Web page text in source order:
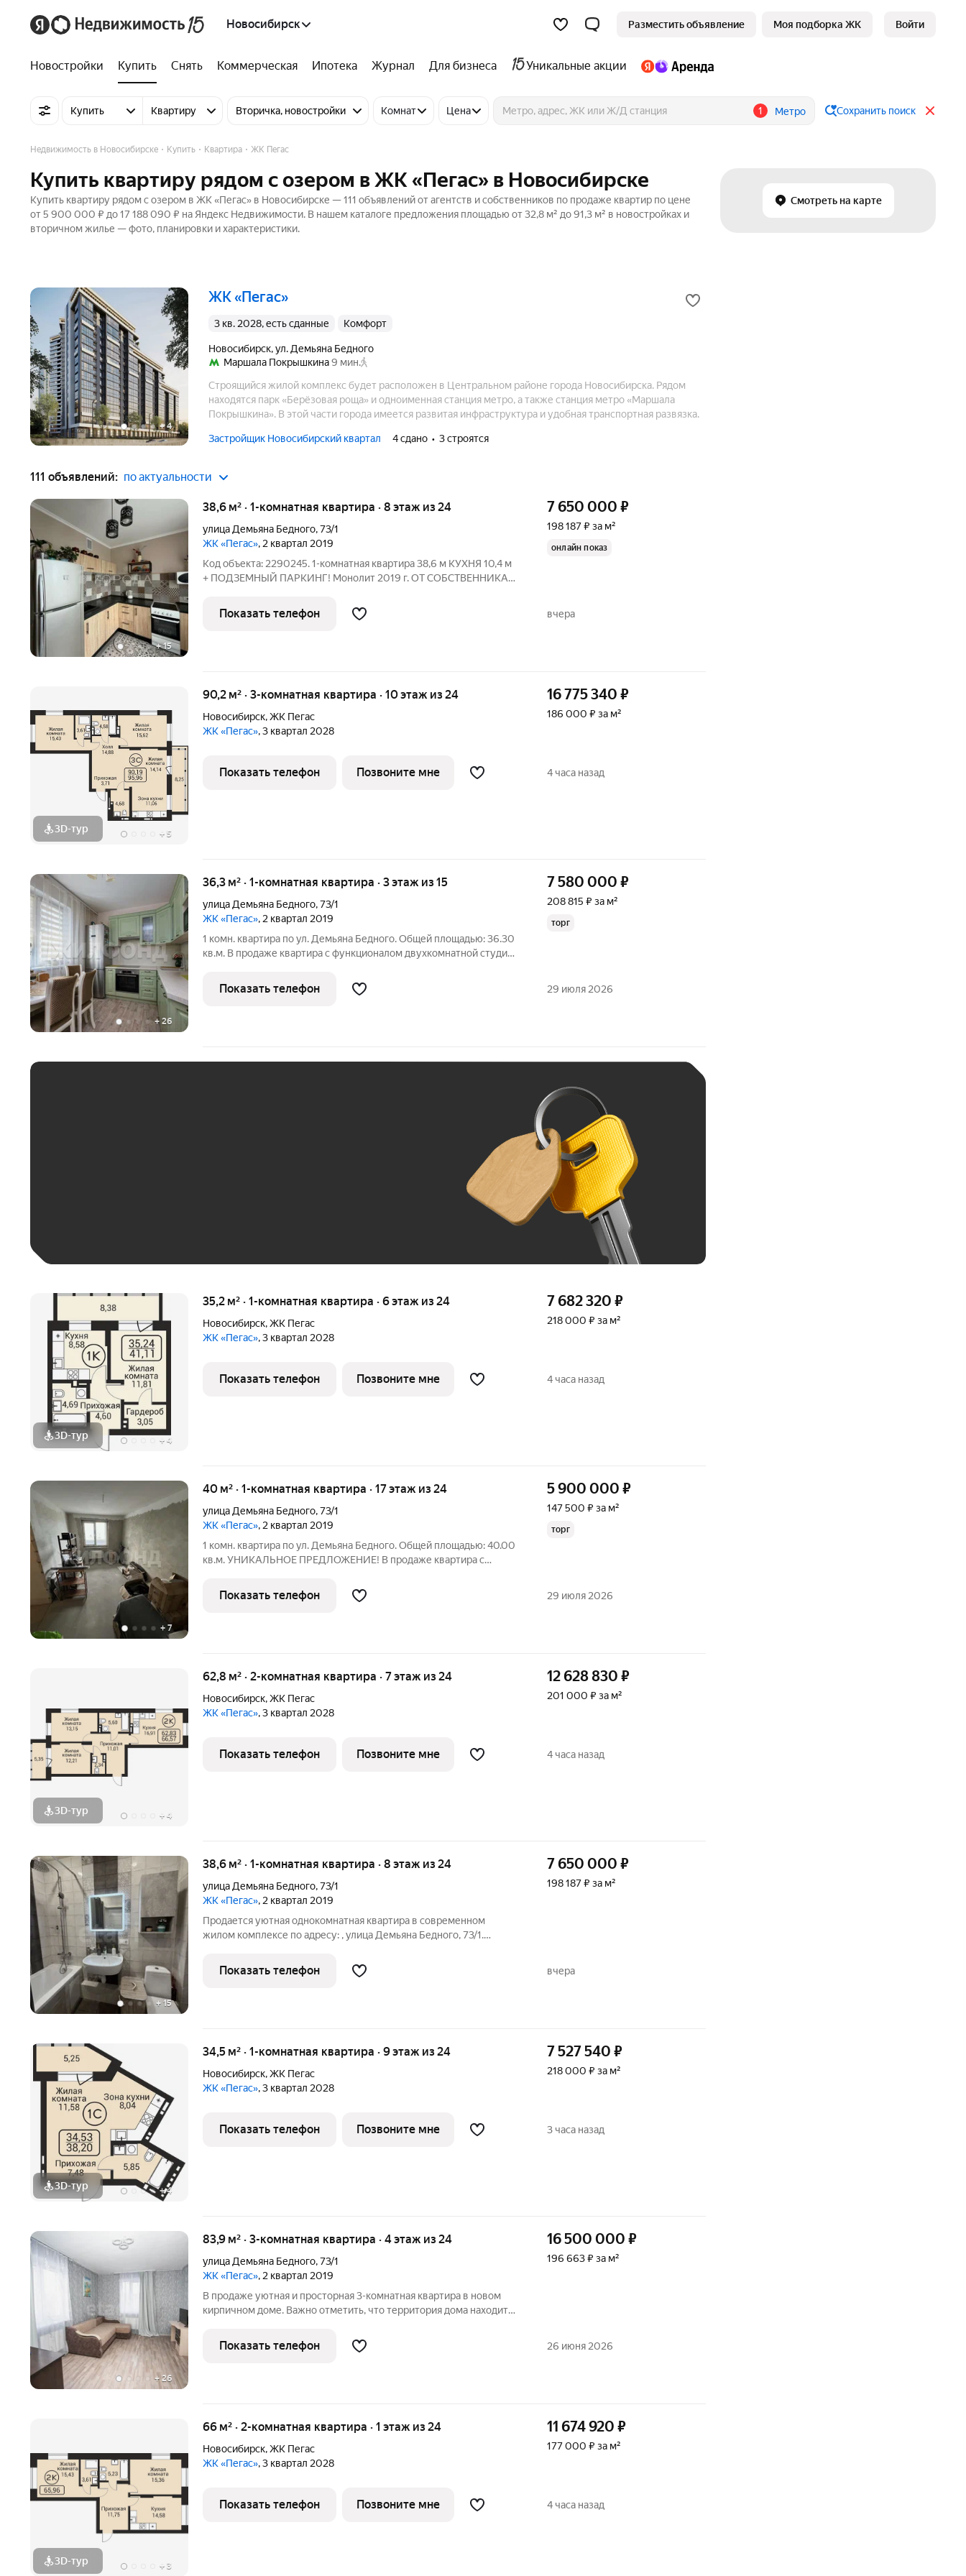
Новосибирск Разместить объявление Моя подборка ЖК Войти
Новостройки Купить Снять Коммерческая Ипотека Журнал Для бизнеса Уникальные акции
Купить Квартиру Вторичка, новостройки Комнат Цена 1 Метро Сохранить поиск
Смотреть на карте
Недвижимость в Новосибирске Купить Квартира ЖК Пегас
Купить квартиру рядом с озером в ЖК «Пегас» в Новосибирске
Купить квартиру рядом с озером в ЖК «Пегас» в Новосибирске — 111 объявлений от агентств и собственников по продаже квартир по цене
от 5 900 000 ₽ до 17 188 090 ₽ на Яндекс Недвижимости. В нашем каталоге предложения площадью от 32,8 м² до 91,3 м² в новостройках и
вторичном жилье — фото, планировки и характеристики.
ЖК «Пегас»
3 кв. 2028, есть сданные комфорт
Маршала Покрышкина9 мин.
Новосибирск,ул. Демьяна Бедного
Строящийся жилой комплекс будет расположен в Центральном районе города Новосибирска. Рядом
находятся парк «Берёзовая роща» и одноименная станция метро, а также станция метро «Маршала
Покрышкина». В этой части города имеется развитая инфраструктура и удобная транспортная развязка.
Застройщик Новосибирский квартал 4 сдано 3 строятся
+4
111 объявлений: по актуальности
+15
38,6 м² · 1-комнатная квартира · 8 этаж из 24
улица Демьяна Бедного,73/1
ЖК «Пегас», 2 квартал 2019
Код объекта: 2290245. 1-комнатная квартира 38,6 м КУХНЯ 10,4 м
+ ПОДЗЕМНЫЙ ПАРКИНГ! Монолит 2019 г. ОТ СОБСТВЕННИКА
спускаетесь на лифте прямо в теплый подземный паркинг, где
всегда
7 650 000 ₽
198 187 ₽ за м²
онлайн показ
Показать телефон вчера
3D-тур + 5
90,2 м² · 3-комнатная квартира · 10 этаж из 24
Новосибирск,ЖК Пегас
ЖК «Пегас», 3 квартал 2028
16 775 340 ₽
186 000 ₽ за м²
Показать телефон Позвоните мне 4 часа назад
+26
36,3 м² · 1-комнатная квартира · 3 этаж из 15
улица Демьяна Бедного,73/1
ЖК «Пегас», 2 квартал 2019
1 комн. квартира по ул. Демьяна Бедного. Общей площадью: 36.30
кв.м. В продаже квартира с функционалом двухкомнатной студии
Жилой комплекс огорожен, что обеспечивает безопасность
жителей. Под
7 580 000 ₽
208 815 ₽ за м²
торг
Показать телефон 29 июля 2026
3D-тур + 4
35,2 м² · 1-комнатная квартира · 6 этаж из 24
Новосибирск,ЖК Пегас
ЖК «Пегас», 3 квартал 2028
7 682 320 ₽
218 000 ₽ за м²
Показать телефон Позвоните мне 4 часа назад
+ 7
40 м² · 1-комнатная квартира · 17 этаж из 24
улица Демьяна Бедного,73/1
ЖК «Пегас», 2 квартал 2019
1 комн. квартира по ул. Демьяна Бедного. Общей площадью: 40.00
кв.м. УНИКАЛЬНОЕ ПРЕДЛОЖЕНИЕ! В продаже квартира с
новом доме ГДЕ НИ КТО НЕ ПРОЖИВАЛ! Жилой комплекс
огорожен, что обеспечивает
5 900 000 ₽
147 500 ₽ за м²
торг
Показать телефон 29 июля 2026
3D-тур + 4
62,8 м² · 2-комнатная квартира · 7 этаж из 24
Новосибирск,ЖК Пегас
ЖК «Пегас», 3 квартал 2028
12 628 830 ₽
201 000 ₽ за м²
Показать телефон Позвоните мне 4 часа назад
+ 15
38,6 м² · 1-комнатная квартира · 8 этаж из 24
улица Демьяна Бедного,73/1
ЖК «Пегас», 2 квартал 2019
Продается уютная однокомнатная квартира в современном
жилом комплексе по адресу: , улица Демьяна Бедного, 73/1.
построенного в 2018 году. Общая площадь составляет 38,6 кв. м,
жилая площадь
7 650 000 ₽
198 187 ₽ за м²
Показать телефон вчера
3D-тур +4
34,5 м² · 1-комнатная квартира · 9 этаж из 24
Новосибирск,ЖК Пегас
ЖК «Пегас», 3 квартал 2028
7 527 540 ₽
218 000 ₽ за м²
Показать телефон Позвоните мне 3 часа назад
+ 26
83,9 м² · 3-комнатная квартира · 4 этаж из 24
улица Демьяна Бедного,73/1
ЖК «Пегас», 2 квартал 2019
В продаже уютная и просторная 3-комнатная квартира в новом
кирпичном доме. Важно отметить, что территория дома находится
безопасность. Дополнительными преимуществами данного дома
являются наличие двух
16 500 000 ₽
196 663 ₽ за м²
Показать телефон 26 июня 2026
3D-тур + 3
66 м² · 2-комнатная квартира · 1 этаж из 24
Новосибирск,ЖК Пегас
ЖК «Пегас», 3 квартал 2028
11 674 920 ₽
177 000 ₽ за м²
Показать телефон Позвоните мне 4 часа назад